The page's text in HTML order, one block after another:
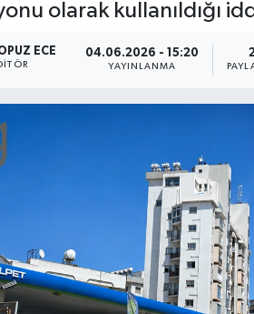
olarak kullanıldığı
ECE 04.06.2026 - 15:20
YAYINLANMA